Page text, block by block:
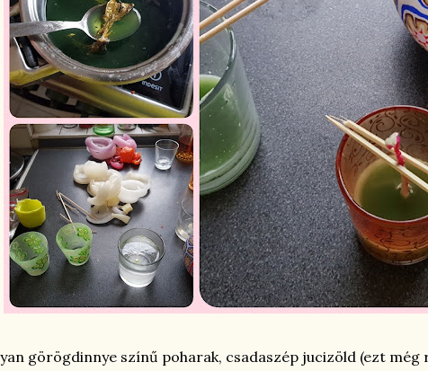
görögdinnye színű poharak, csadaszép jucizöld (ezt még